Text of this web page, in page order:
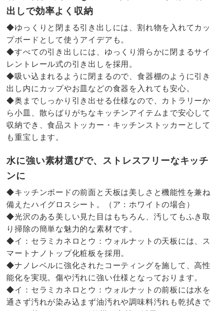
出しで効率よく収納
◆ゆっくりと閉まる引き出しには、割れ物を入れてカッ
プボードとして使うアイデアも。
◆すべての引き出しには、ゆっくり滑らかに閉まるサイ
レントレール式の引き出しを採用。
◆吸い込まれるように閉まるので、食器棚のように引き
出し内にカップやお皿などの食器を入れても安心。
◆奥までしっかり引き出せる仕様なので、カトラリーか
ら小皿、散らばりがちなキッチンアイテムまで安心して
収納でき、食品ストッカー・キッチンストッカーとして
も重宝します。
水に強い素材選びで、ストレスフリーなキッチ
ンに
◆キッチンボードの前面と天板は美しさと機能性を兼ね
備えたハイグロスシート。（ア：ホワイトの場合）
◆光沢のある美しい見た目はもちろん、汚してもふき取
り掃除の簡単な魅力的な素材です。
◆イ：セラミカネロとウ：ウォルナットの天板には、ス
マートナノトップ化粧板を採用。
◆ナノレベルに強化されたコーティングを施して、高性
能化を実現。傷や汚れに強い仕様となっております。
◆イ：セラミカネロとウ：ウォルナットの前板には水を
通さず汚れが染み込まず油汚れや調味料汚れも乾拭きで